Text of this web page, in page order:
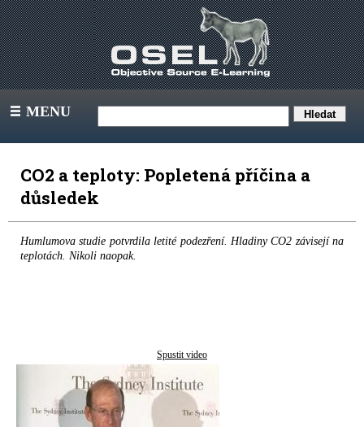
III MENU
CO2 a teploty: Popletená příčina a
důsledek
Humlumova studie potvrdila letité podezření. Hladiny CO2 závisejí na
teplotách. Nikoli naopak.
Spustit video